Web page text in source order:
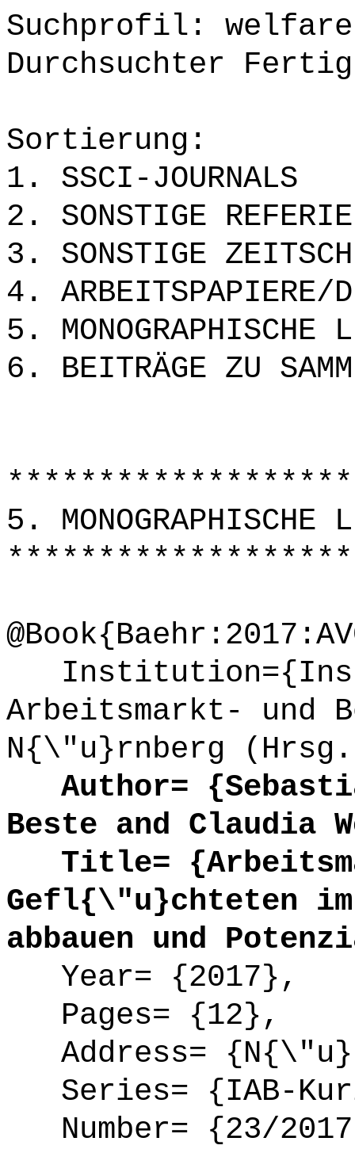
Suchprofil:
Durchsuchter
Sortierung:
1. SSCI-JOURNALS
2. SONSTIGE
3. SONSTIGE
4. ARBEITSPAPIERE/
5. MONOGRAPHISCHE
6. BEITRÄGE ZU
5. MONOGRAPHISCHE
Arbeitsmarkt- und
N{\"u}rnberg
Author=
Beste and Claudia
Title=
Gefl{\"u}chteten im
abbauen und
Year= {2017},
Pages= {12},
Address=
Series= {IAB-
Number= {23/